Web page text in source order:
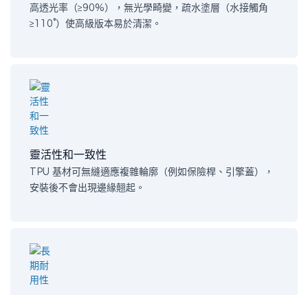
高透光率（≥90%），無光學畸變，疏水塗層（水接觸角
≥110°）使高級版本易於清潔。
靈活性和一致性
TPU 基材可無縫適應複雜輪廓（例如保險桿、引擎蓋），
安裝後不會出現邊緣翹起。